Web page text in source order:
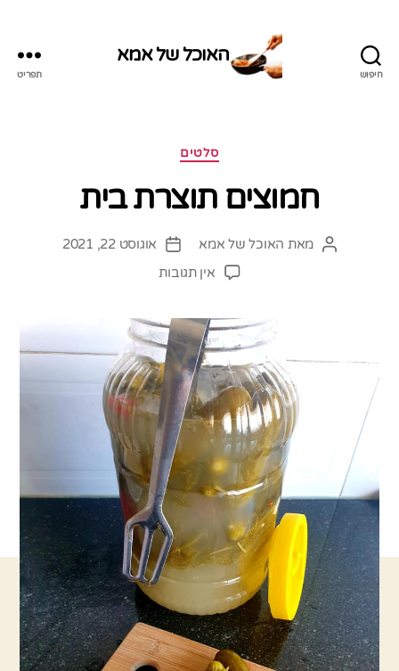
חיפוש
האוכל של אמא
תפריט
קטגוריותסלטים
חמוצים תוצרת בית
המחבר
מאת האוכל של אמא
תאריךאוגוסט 22, 2021
אין תגובותעל
בית